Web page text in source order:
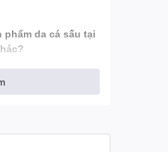
phẩm da cá sấu tại
chụp thật trên tay
nhất về sản